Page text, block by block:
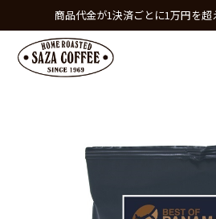
商品代金が1決済ごとに1万円を